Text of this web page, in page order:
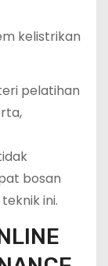
kelistrikan
pelatihan
bosan
ini.